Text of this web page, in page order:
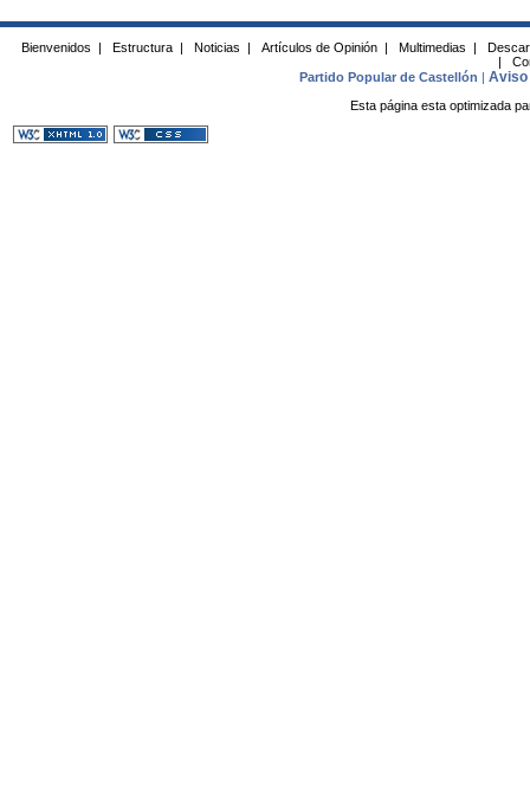
Bienvenidos | Estructura | Noticias | Artículos de Opinión | Multimedias |
|
Partido Popular de Castellón |Aviso
Esta página esta optimizada